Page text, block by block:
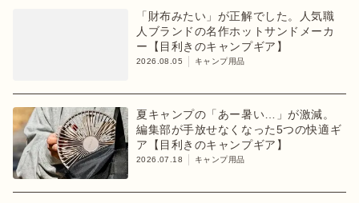
「財布みたい」が正解でした。人気職
人ブランドの名作ホットサンドメーカ
ー【目利きのキャンプギア】
2026.08.05 キャンプ用品
夏キャンプの「あー暑い…」が激減。
編集部が手放せなくなった5つの快適ギ
ア【目利きのキャンプギア】
2026.07.18 キャンプ用品